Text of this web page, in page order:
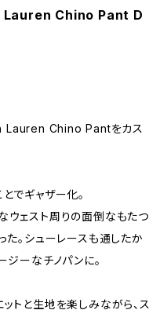
Lauren Chino Pant D
Lauren Chino Pantをカス
でギャザー化。
ウェスト周りの面倒なもたつ
た。シューレースも通したか
ジーなチノパンに。
トと生地を楽しみながら、ス